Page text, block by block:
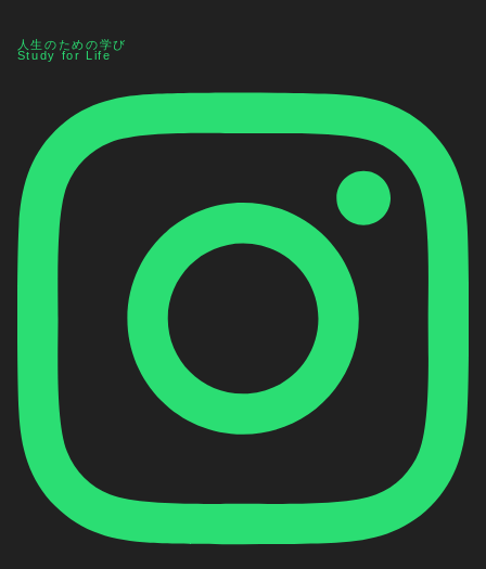
人生のための学び
Study for Life